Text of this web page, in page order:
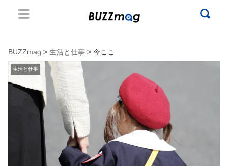
BUZZmag > 生活と仕事 > 今ここ
生活と仕事